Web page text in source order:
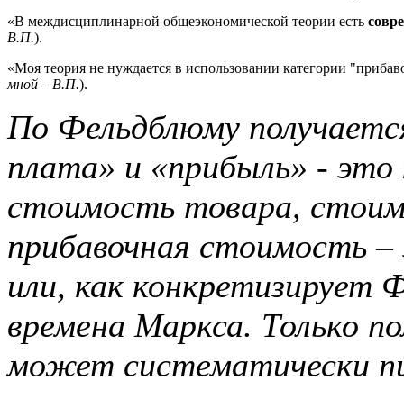
«В междисциплинарной общеэкономической теории есть
В.П.).
«Моя теория не нуждается в использовании категории
мной – В.П.).
По Фельдблюму
плата» и «прибыль» - это
стоимость товара,
прибавочная стоимость
или, как конкретизирует
времена Маркса. Только
может систематически